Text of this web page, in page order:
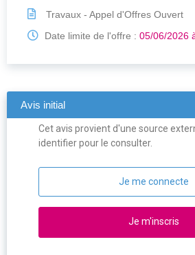
Travaux - Appel d'Offres Ouvert
Date limite de l'offre : 05/06/2026
Avis initial
Cet avis provient d'une source
identifier pour le consulter.
Je me connecte
Je m'inscris